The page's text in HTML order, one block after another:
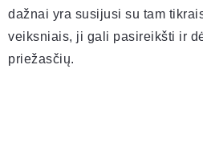
dažnai yra susijusi su tam
veiksniais, ji gali pasireikšti ir
priežasčių.